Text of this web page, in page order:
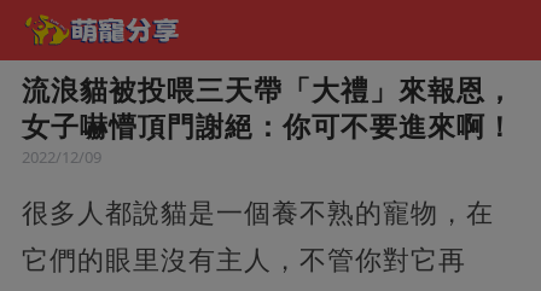
流浪貓被投喂三天帶「大禮」來報恩，
女子嚇懵頂門謝絕：你可不要進來啊！
2022/12/09
很多人都說貓是一個養不熟的寵物，在
它們的眼里沒有主人，不管你對它再